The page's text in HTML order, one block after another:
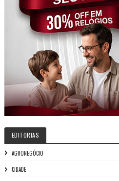
EDITORIAS
AGRONEGÓCIO
CIDADE